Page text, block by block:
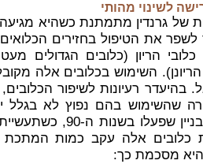
לשינוי מהותי
של גרנדין מתמתנת כשהיא מגיעה
לשפר את הטיפול בחזירים
הריון (כלובים הגדולים
השימוש בכלובים אלה
בהיעדר רעיונות לשיפור
שהשימוש בהם נפוץ לא בגלל
שקבלני הבניין
כלובים אלה עקב כמות
מסכמת כך: